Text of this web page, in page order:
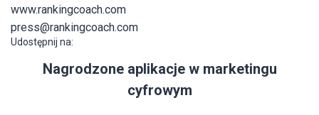
www.rankingcoach.com
press@rankingcoach.com
Udostępnij na:
Nagrodzone aplikacje w marketingu
cyfrowym